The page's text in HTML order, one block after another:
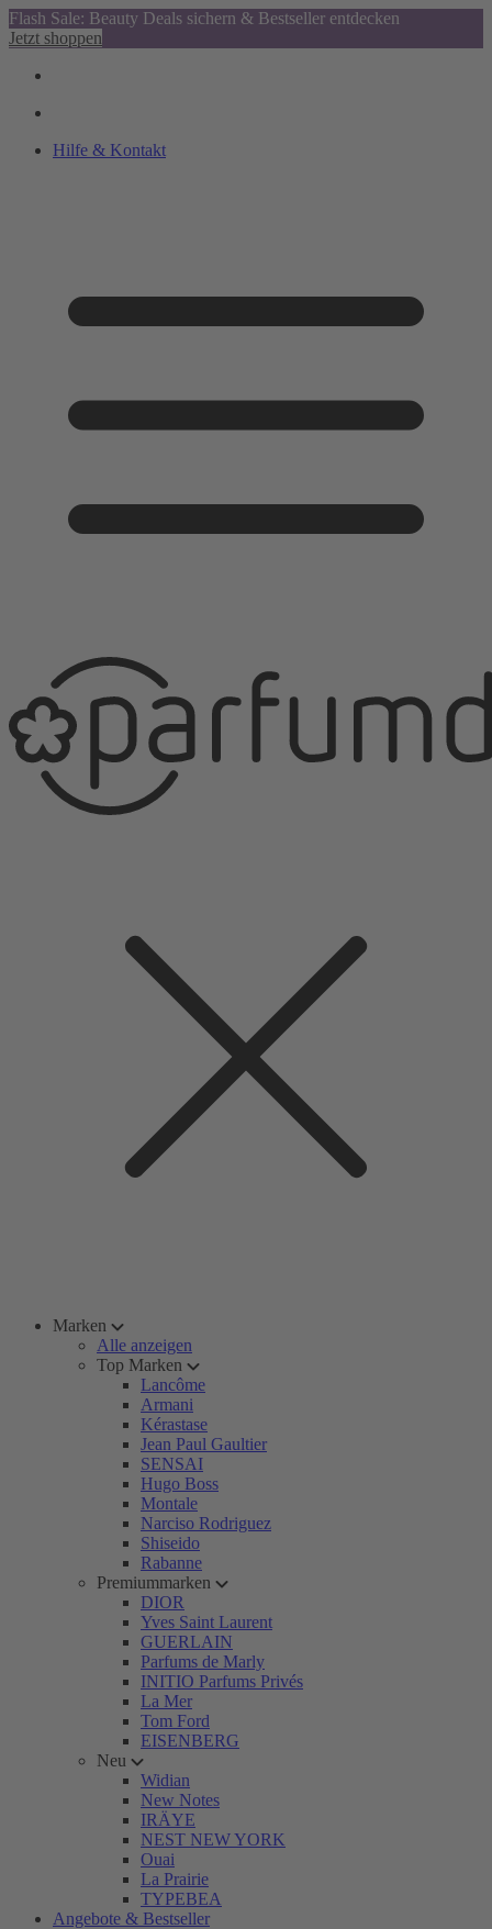
Flash Sale: Beauty Deals sichern & Bestseller entdecken
Jetzt shoppen
Hilfe & Kontakt
Marken
Alle anzeigen
Top Marken
Lancôme
Armani
Kérastase
Jean Paul Gaultier
SENSAI
Hugo Boss
Montale
Narciso Rodriguez
Shiseido
Rabanne
Premiummarken
DIOR
Yves Saint Laurent
GUERLAIN
Parfums de Marly
INITIO Parfums Privés
La Mer
Tom Ford
EISENBERG
Neu
Widian
New Notes
IRÄYE
NEST NEW YORK
Ouai
La Prairie
TYPEBEA
Angebote & Bestseller